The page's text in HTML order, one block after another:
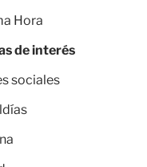
Hora
de interés
sociales